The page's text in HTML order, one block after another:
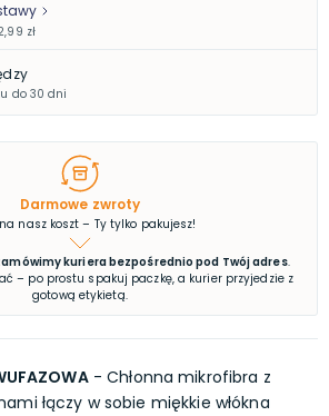
zł
do 30 dni
Darmowe zwroty
nasz koszt – Ty tylko pakujesz!
kuriera bezpośrednio pod Twój adres.
– po prostu spakuj paczkę, a kurier przyjedzie z
gotową etykietą.
- Chłonna mikrofibra z
łączy w sobie miękkie włókna